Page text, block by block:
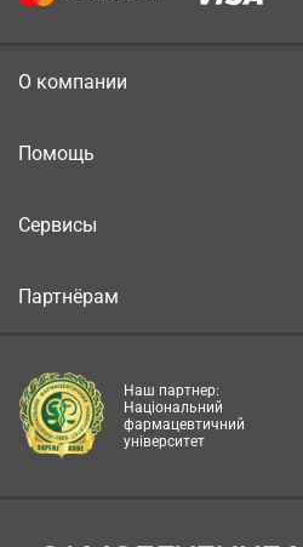
О компании
Помощь
Сервисы
Партнёрам
Наш партнер:
Національний
фармацевтичний
університет